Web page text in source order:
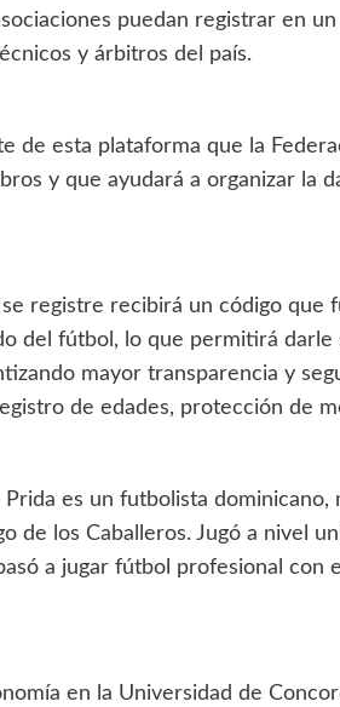
puedan registrar en
y árbitros del país.
de esta plataforma que la
y que ayudará a organizar la
registre recibirá un código que
del fútbol, lo que permitirá
mayor transparencia y
de edades, protección de
Prida es un futbolista
de los Caballeros. Jugó a nivel
a jugar fútbol profesional con
en la Universidad de